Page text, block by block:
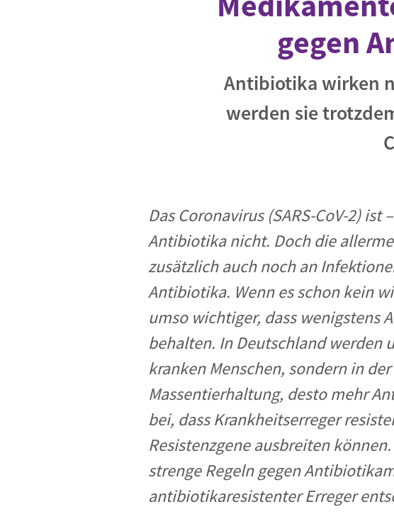
gegen
Antibiotika wirken
werden sie
Das Coronavirus (SARS-CoV-2)ist
Antibiotika nicht. Doch die
zusätzlich auch noch an
Antibiotika. Wenn es schon kein
umso wichtiger, dass wenigstens
behalten. In Deutschland werden
kranken Menschen, sondern in
Massentierhaltung, desto mehr
bei, dass Krankheitserreger
Resistenzgene ausbreiten
strenge Regeln gegen
antibiotikaresistenter Erreger